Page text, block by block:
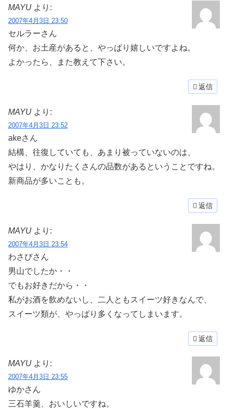
MAYU より:
2007年4月3日 23:50
セルラーさん
何か、お土産があると、やっぱり嬉しいですよね。
よかったら、また教えて下さい。
返信
MAYU より:
2007年4月3日 23:52
akeさん
結構、往復していても、あまり被っていないのは、
やはり、かなりたくさんの品数があるということですね。
新商品が多いことも。
返信
MAYU より:
2007年4月3日 23:54
わさびさん
男山でしたか・・
でもお好きだから・・
私がお酒を飲めないし、二人ともスイーツ好きなんで、
スイーツ類が、やっぱり多くなってしまいます。
返信
MAYU より:
2007年4月3日 23:55
ゆかさん
三石羊羹、おいしいですね。